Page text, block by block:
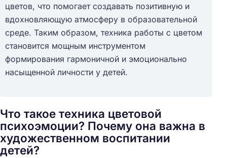
цветов, что помогает создавать позитивную и
вдохновляющую атмосферу в образовательной
среде. Таким образом, техника работы с цветом
становится мощным инструментом
формирования гармоничной и эмоционально
насыщенной личности у детей.
Что такое техника цветовой
психоэмоции? Почему она важна в
художественном воспитании
детей?